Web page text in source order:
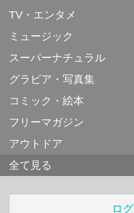
TV・エンタメ
ミュージック
スーパーナチュラル
グラビア・写真集
コミック・絵本
フリーマガジン
アウトドア
全て見る
ロ